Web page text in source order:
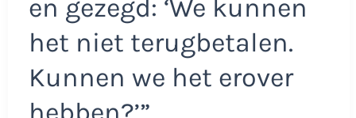
en gezegd: ‘We kunnen
het niet terugbetalen.
Kunnen we het erover